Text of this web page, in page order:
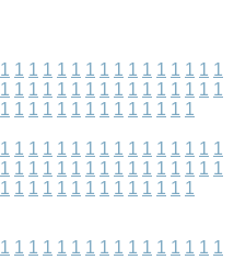
1 1 1 1 1 1 1 1 1 1 1 1 1 1 1 1
1 1 1 1 1 1 1 1 1 1 1 1 1 1 1 1
1 1 1 1 1 1 1 1 1 1 1 1 1 1
1 1 1 1 1 1 1 1 1 1 1 1 1 1 1 1
1 1 1 1 1 1 1 1 1 1 1 1 1 1 1 1
1 1 1 1 1 1 1 1 1 1 1 1 1 1
1 1 1 1 1 1 1 1 1 1 1 1 1 1 1 1